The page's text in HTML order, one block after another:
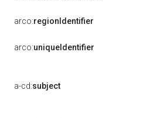
arco:regionIdentifier
arco:uniqueIdentifier
a-cd:subject